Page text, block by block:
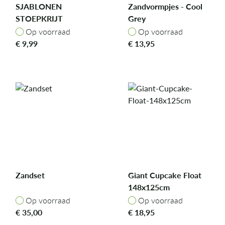
SJABLONEN
STOEPKRIJT
Adventure, in doosje
Op voorraad
Op voorraad
€9,99
Zandvormpjes - Cool
Grey
Op voorraad
Op voorraad
€ 13,95
Zandset
Op voorraad
Op voorraad
€35,00
Giant Cupcake Float
148x125cm
Op voorraad
Op voorraad
€ 18,95